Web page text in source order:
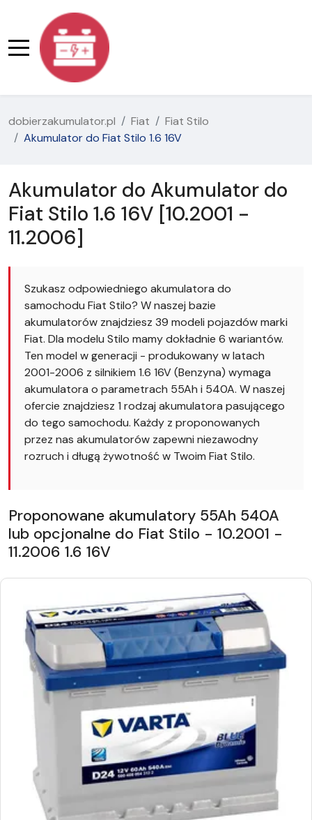
dobierzakumulator.pl Fiat
Fiat Stilo
Akumulator do Fiat Stilo 1.6 16V
Akumulator do Akumulator do
Fiat Stilo 1.6 16V [10.2001 -
11.2006]
Szukasz odpowiedniego akumulatora do
samochodu Fiat Stilo? W naszej bazie
akumulatorów znajdziesz 39 modeli pojazdów marki
Fiat. Dla modelu Stilo mamy dokładnie 6 wariantów.
Ten model w generacji - produkowany w latach
2001-2006 z silnikiem 1.6 16V (Benzyna) wymaga
akumulatora o parametrach 55Ah i 540A. W naszej
ofercie znajdziesz 1 rodzaj akumulatora pasującego
do tego samochodu. Każdy z proponowanych
przez nas akumulatorów zapewni niezawodny
rozruch i długą żywotność w Twoim Fiat Stilo.
Proponowane akumulatory 55Ah 540A
lub opcjonalne do Fiat Stilo - 10.2001 -
11.2006 1.6 16V